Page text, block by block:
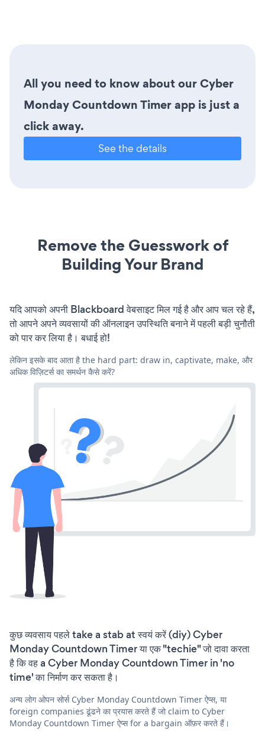
All you need to know about our Cyber
Monday Countdown Timer app is just a
click away.
See the details
Remove the Guesswork of
Building Your Brand
यदि आपको अपनी Blackboard वेबसाइट मिल गई है और आप चल रहे हैं,
तो आपने अपने व्यवसायों की ऑनलाइन उपस्थिति बनाने में पहली बड़ी चुनौती
को पार कर लिया है। बधाई हो!
लेकिन इसके बाद आता है the hard part: draw in, captivate, make, और
अधिक विज़िटर्स का समर्थन कैसे करें?
कुछ व्यवसाय पहले take a stab at स्वयं करें (diy) Cyber
Monday Countdown Timer या एक "techie" जो दावा करता
है कि वह a Cyber Monday Countdown Timer in 'no
time' का निर्माण कर सकता है।
अन्य लोग ओपन सोर्स Cyber Monday Countdown Timer ऐप्स, या
foreign companies ढूंढने का प्रयास करते हैं जो claim to Cyber
Monday Countdown Timer ऐप्स for a bargain ऑफ़र करते हैं।